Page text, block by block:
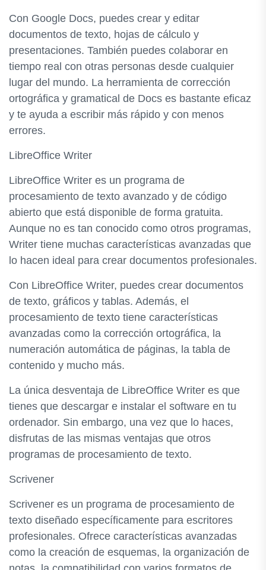
Con Google Docs, puedes crear y editar
documentos de texto, hojas de cálculo y
presentaciones. También puedes colaborar en
tiempo real con otras personas desde cualquier
lugar del mundo. La herramienta de corrección
ortográfica y gramatical de Docs es bastante eficaz
y te ayuda a escribir más rápido y con menos
errores.
LibreOffice Writer
LibreOffice Writer es un programa de
procesamiento de texto avanzado y de código
abierto que está disponible de forma gratuita.
Aunque no es tan conocido como otros programas,
Writer tiene muchas características avanzadas que
lo hacen ideal para crear documentos profesionales.
Con LibreOffice Writer, puedes crear documentos
de texto, gráficos y tablas. Además, el
procesamiento de texto tiene características
avanzadas como la corrección ortográfica, la
numeración automática de páginas, la tabla de
contenido y mucho más.
La única desventaja de LibreOffice Writer es que
tienes que descargar e instalar el software en tu
ordenador. Sin embargo, una vez que lo haces,
disfrutas de las mismas ventajas que otros
programas de procesamiento de texto.
Scrivener
Scrivener es un programa de procesamiento de
texto diseñado específicamente para escritores
profesionales. Ofrece características avanzadas
como la creación de esquemas, la organización de